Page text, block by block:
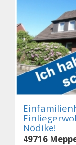
Nödike!
49716